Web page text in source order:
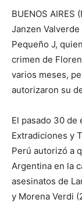
BUENOS
Janzen
Pequeño J,
crimen de
varios meses,
autorizaron su
El pasado 30 de
Extradiciones y
Perú autorizó a
Argentina en la
asesinatos de
y Morena Verdi